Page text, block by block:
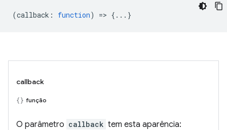
(callback : function) => {...}
callback
função
O parâmetro callback tem esta aparência: